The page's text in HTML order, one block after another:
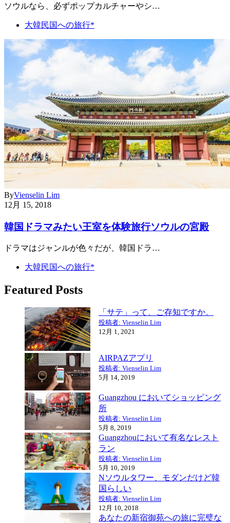
ソウルなら、必ずポップカルチャーやシ…
大韓民国への旅行*
ByVienselin Lim
12月 15, 2018
韓国ドラマみたい王室を体験旅行ソウルの宮殿
ドラマはジャンルが色々だが、韓国ドラ…
大韓民国への旅行*
Featured Posts
「サテ」って、ご存知ですか。
投稿者: Vienselin Lim
12月 1, 2021
AIRPAZアプリ
投稿者: Vienselin Lim
5月 14, 2019
Guangzhou においてショッピング
所
投稿者: Vienselin Lim
5月 8, 2019
Guangzhouにおいて有名なレスト
ラン
投稿者: Vienselin Lim
5月 10, 2019
Nソウルタワー、モダンだけど韓
国らしい
投稿者: Vienselin Lim
12月 10, 2018
あなたの新宿御苑への旅に完璧な